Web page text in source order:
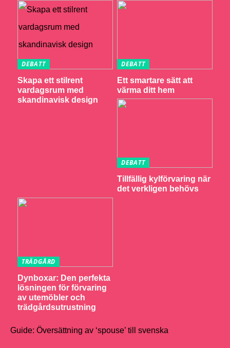
DEBATT
Skapa ett stilrent
vardagsrum med
skandinavisk design
DEBATT
Ett smartare sätt att
värma ditt hem
DEBATT
Tillfällig kylförvaring när
det verkligen behövs
TRÄDGÅRD
Dynboxar: Den perfekta
lösningen för förvaring
av utemöbler och
trädgårdsutrustning
Guide: Översättning av ‘spouse’ till svenska